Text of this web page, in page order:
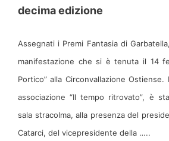
decima edizione
Assegnati i Premi Fantasia di
manifestazione che si è tenuta il 14
Portico” alla Circonvallazione
associazione “Il tempo ritrovato”, è
sala stracolma, alla presenza del
Catarci, del vicepresidente della …..